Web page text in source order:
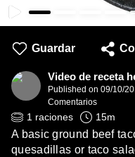
Guardar
Video de receta
Published on 09/10/
Comentarios
1 raciones 15m
A basic ground beef
quesadillas or taco